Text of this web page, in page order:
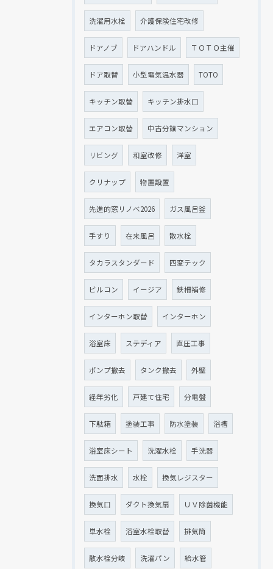
洗濯用水栓 介護保険住宅改修
ドアノブ ドアハンドル ＴＯＴＯ主催
ドア取替 小型電気温水器 TOTO
キッチン取替 キッチン排水口
エアコン取替 中古分譲マンション
リビング 和室改修 洋室
クリナップ 物置設置
先進的窓リノベ2026 ガス風呂釜
手すり 在来風呂 散水栓
タカラスタンダード 四変テック
ビルコン イージア 鉄柵補修
インターホン取替 インターホン
浴室床 ステディア 直圧工事
ポンプ撤去 タンク撤去 外壁
経年劣化 戸建て住宅 分電盤
下駄箱 塗装工事 防水塗装 浴槽
浴室床シート 洗濯水栓 手洗器
洗面排水 水栓 換気レジスター
換気口 ダクト換気扇 ＵＶ除菌機能
単水栓 浴室水栓取替 排気筒
散水栓分岐 洗濯パン 給水管